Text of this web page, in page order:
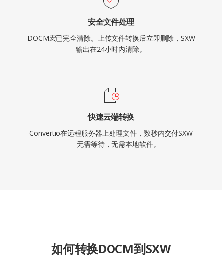
安全文件处理
DOCM宏已完全清除。上传文件转换后立即删除，SXW
输出在24小时内清除。
快速云端转换
Convertio在远程服务器上处理文件，数秒内交付SXW
——无需等待，无需本地软件。
如何转换DOCM到SXW